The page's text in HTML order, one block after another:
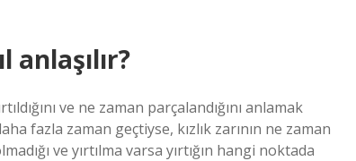
anlaşılır?
ve ne zaman parçalandığını anlamak
fazla zaman geçtiyse, kızlık zarının ne zaman
ve yırtılma varsa yırtığın hangi noktada